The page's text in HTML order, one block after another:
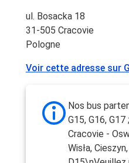
ul. Bosacka 18
31-505 Cracovie
Pologne
Voir cette adresse sur
Nos bus
G15, G16,
Cracovie -
Wisła,